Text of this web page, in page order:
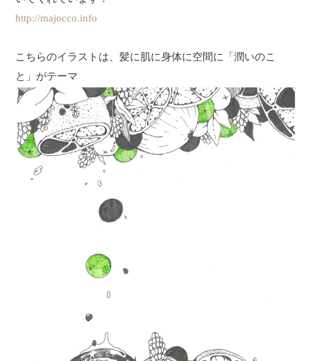
http://majocco.info
こちらのイラストは、髪に肌に身体に空間に「潤いのこ
と」がテーマ